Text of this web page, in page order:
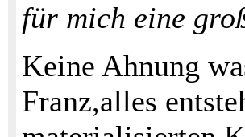
für mich eine
Keine Ahnung
Franz,alles